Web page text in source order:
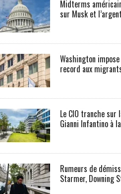
Midterms
sur Musk et l’argent
Washington
record aux
Le CIO tranche
Gianni Infantino à la
Rumeurs de
Starmer, Downing